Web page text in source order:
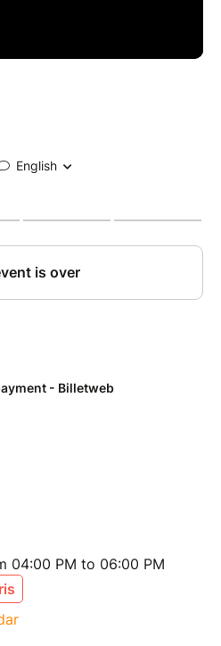
04:00 PM to 06:00 PM